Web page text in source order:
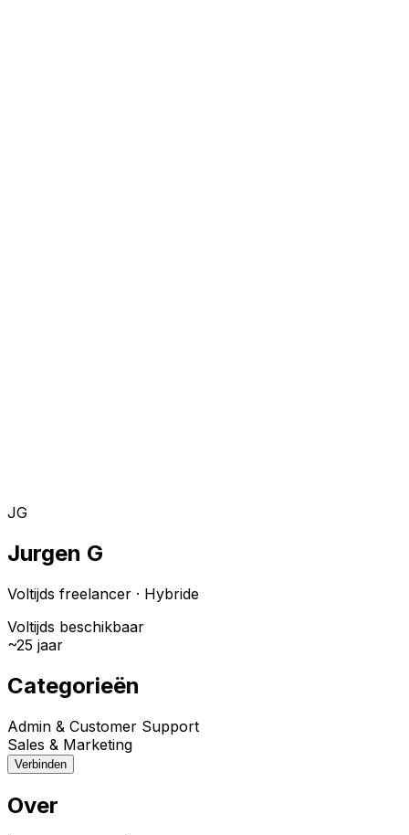
JG
Jurgen G
Voltijds freelancer · Hybride
Voltijds beschikbaar
~25 jaar
Categorieën
Admin & Customer Support
Sales & Marketing
Verbinden
Over